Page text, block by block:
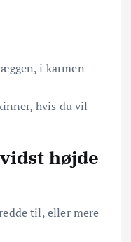
i karmen
hvis du vil
højde
til, eller mere